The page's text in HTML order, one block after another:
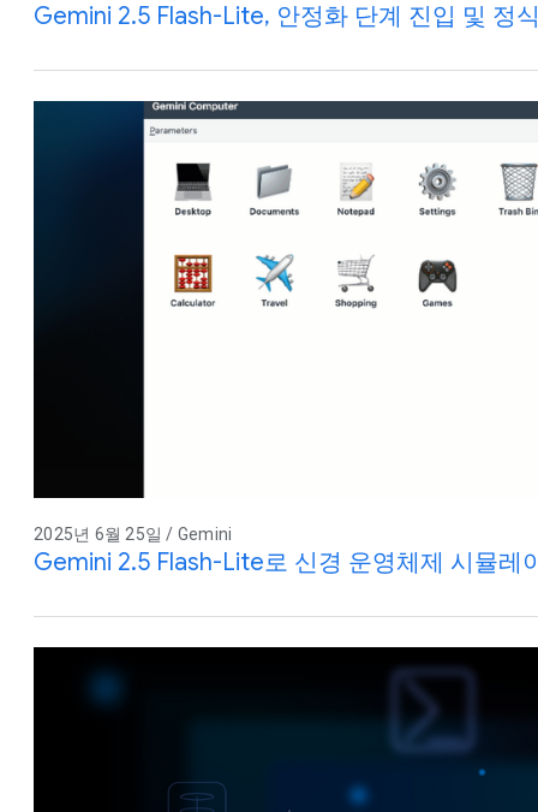
Gemini 2.5 Flash-Lite, 안정화 단계 진입 및 정
2025년 6월 25일 / Gemini
Gemini 2.5 Flash-Lite로 신경 운영체제 시뮬레